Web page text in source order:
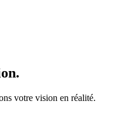
votre vision en réalité.